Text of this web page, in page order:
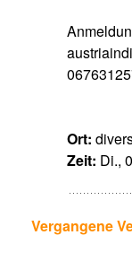
Ort:
Zeit: Di.,
Vergangene